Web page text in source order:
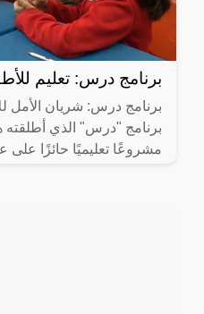
برنامج درس: تعليم
برنامج درس: شريان الأمل
مشروعًا تعليميًا حائزًا